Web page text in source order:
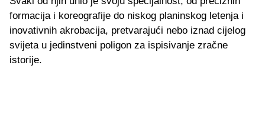
formacija i koreografije do niskog planinskog letenja i
inovativnih akrobacija, pretvarajući nebo iznad cijelog
svijeta u jedinstveni poligon za ispisivanje zračne
istorije.